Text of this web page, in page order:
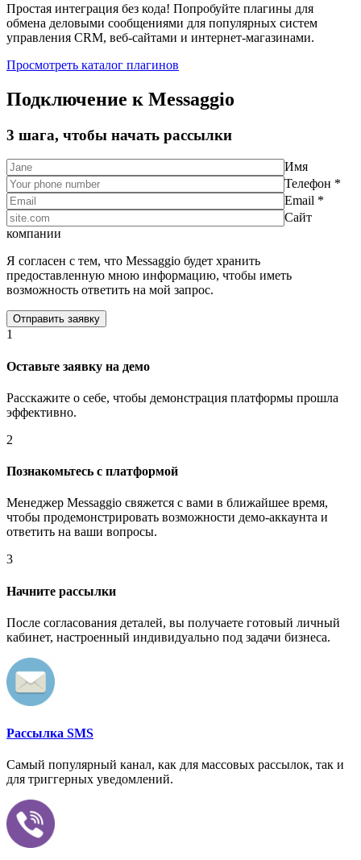
Простая интеграция без кода! Попробуйте плагины для
обмена деловыми сообщениями для популярных систем
управления CRM, веб-сайтами и интернет-магазинами.
Просмотреть каталог плагинов
Подключение к Messaggio
3 шага, чтобы начать рассылки
Имя
Телефон *
Email *
Сайт
компании
Я согласен с тем, что Messaggio будет хранить
предоставленную мною информацию, чтобы иметь
возможность ответить на мой запрос.
1
Оставьте заявку на демо
Расскажите о себе, чтобы демонстрация платформы прошла
эффективно.
2
Познакомьтесь с платформой
Менеджер Messaggio свяжется с вами в ближайшее время,
чтобы продемонстрировать возможности демо-аккаунта и
ответить на ваши вопросы.
3
Начните рассылки
После согласования деталей, вы получаете готовый личный
кабинет, настроенный индивидуально под задачи бизнеса.
Рассылка SMS
Самый популярный канал, как для массовых рассылок, так и
для триггерных уведомлений.